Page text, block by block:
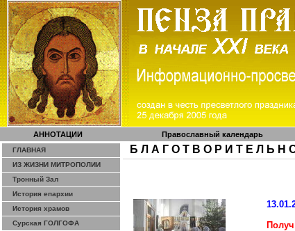
АННОТАЦИИ Православный календарь
ГЛАВНАЯ
ИЗ ЖИЗНИ МИТРОПОЛИИ
Тронный Зал
История епархии
История храмов
Сурская ГОЛГОФА
Б Л А Г О Т В О Р И Т Е Л Ь Н